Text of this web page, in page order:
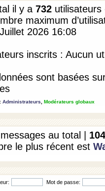
il y a 732
maximum
2026 16:08
inscrits : Aucun
sont basées
Administrateurs Modérateurs globaux
messages au total | 104
le plus récent est
Mot de passe: